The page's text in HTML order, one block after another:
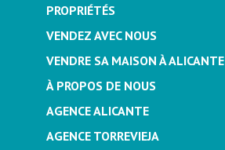
PROPRIÉTÉS
VENDEZ AVEC NOUS
VENDRE SA MAISON À ALICANTE
À PROPOS DE NOUS
AGENCE ALICANTE
AGENCE TORREVIEJA